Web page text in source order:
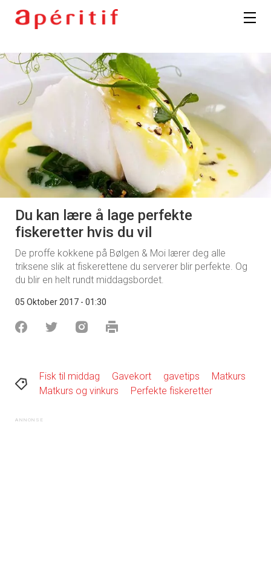
Du kan lære å lage perfekte
fiskeretter hvis du vil
De proffe kokkene på Bølgen & Moi lærer deg alle
triksene slik at fiskerettene du serverer blir perfekte. Og
du blir en helt rundt middagsbordet.
05 Oktober 2017 - 01:30
Fisk til middag Gavekort gavetips
Matkurs
Matkurs og vinkurs
Perfekte fiskeretter